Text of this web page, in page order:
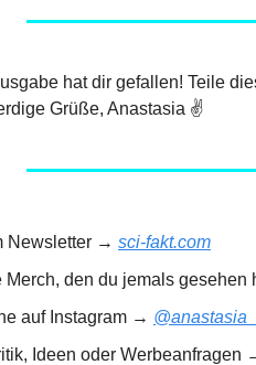
hat dir gefallen! Teile
Grüße, Anastasia ✌️
Newsletter → sci-fakt.com
den du jemals gesehen
auf Instagram →
Ideen oder Werbeanfragen